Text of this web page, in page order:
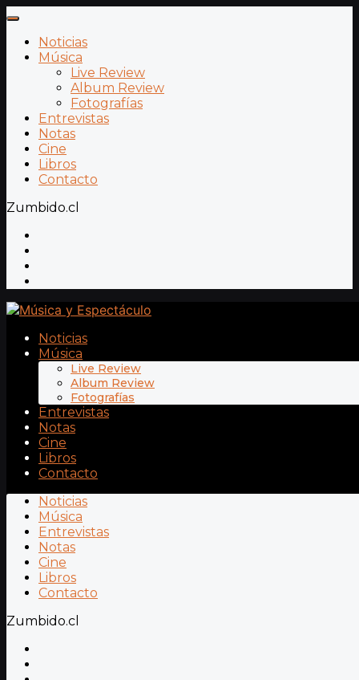
Noticias
Música
Live Review
Album Review
Fotografías
Entrevistas
Notas
Cine
Libros
Contacto
Zumbido.cl
Noticias
Música
Live Review
Album Review
Fotografías
Entrevistas
Notas
Cine
Libros
Contacto
Noticias
Música
Entrevistas
Notas
Cine
Libros
Contacto
Zumbido.cl